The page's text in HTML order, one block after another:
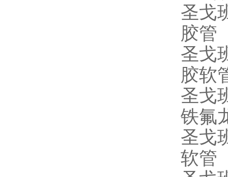
圣戈
胶管
圣戈
胶软
圣戈
铁氟
圣戈
软管